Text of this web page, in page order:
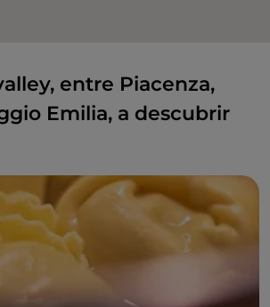
entre Piacenza,
Emilia, a descubrir